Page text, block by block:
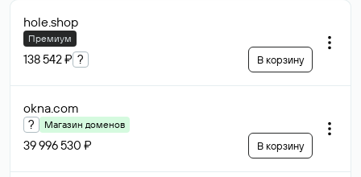
hole.shop
Премиум
138 542 ₽ ? В корзину
okna.com
? Магазин доменов
39 996 530 ₽ В корзину